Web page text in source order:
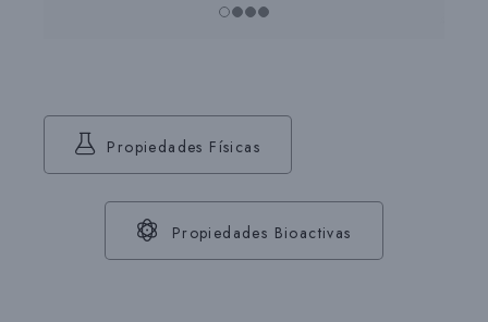
Propiedades Físicas
Propiedades Bioactivas